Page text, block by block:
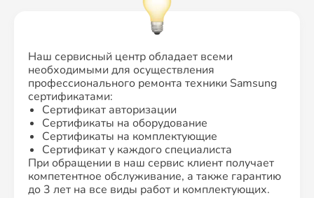
Наш сервисный центр обладает всеми
необходимыми для осуществления
профессионального ремонта техники Samsung
сертификатами:
Сертификат авторизации
Сертификаты на оборудование
Сертификаты на комплектующие
Сертификат у каждого специалиста
При обращении в наш сервис клиент получает
компетентное обслуживание, а также гарантию
до 3 лет на все виды работ и комплектующих.